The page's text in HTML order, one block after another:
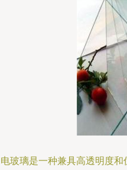
玻璃是一种兼具高透明度